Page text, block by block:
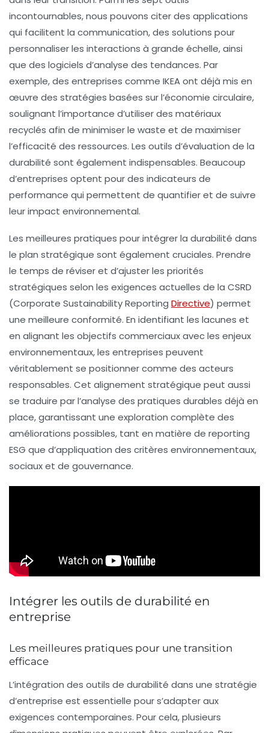
incontournables, nous pouvons citer des applications
qui facilitent la communication, des solutions pour
personnaliser les interactions à grande échelle, ainsi
que des logiciels d’analyse des tendances. Par
exemple, des entreprises comme IKEA ont déjà mis en
œuvre des stratégies basées sur l’économie circulaire,
soulignant l’importance d’utiliser des matériaux
recyclés afin de minimiser le waste et de maximiser
l’efficacité des ressources. Les outils d’évaluation de la
durabilité sont également indispensables. Beaucoup
d’entreprises optent pour des indicateurs de
performance qui permettent de quantifier et de suivre
leur impact environnemental.
Les meilleures pratiques pour intégrer la durabilité dans
le plan stratégique sont également cruciales. Prendre
le temps de réviser et d’ajuster les priorités
stratégiques selon les exigences actuelles de la CSRD
(Corporate Sustainability Reporting Directive) permet
une meilleure conformité. En identifiant les lacunes et
en alignant les objectifs commerciaux avec les enjeux
environnementaux, les entreprises peuvent
véritablement se positionner comme des acteurs
responsables. Cet alignement stratégique peut aussi
se traduire par l’analyse des pratiques durables déjà en
place, garantissant une exploration complète des
améliorations possibles, tant en matière de reporting
ESG que d’appliquation des critères environnementaux,
sociaux et de gouvernance.
Intégrer les outils de durabilité en
entreprise
Les meilleures pratiques pour une transition
efficace
L’intégration des outils de durabilité dans une stratégie
d’entreprise est essentielle pour s’adapter aux
exigences contemporaines. Pour cela, plusieurs